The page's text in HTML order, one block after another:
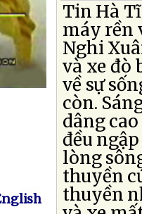
Tin Hà
máy rền
Nghi
và xe đò
về sự
còn.
dâng
đều
lòng
thuyền
thuyền